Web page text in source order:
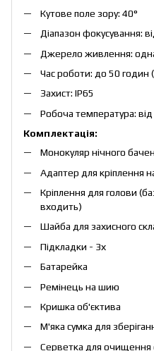
Кутове поле зору: 40°
Діапазон фокусування:
Джерело живлення:
Час роботи: до 50 годин
Захист: IP65
Робоча температура: від
Комплектація:
Монокуляр нічного
Адаптер для кріплення
Кріплення для голови
входить)
Шайба для захисного
Підкладки - 3х
Батарейка
Ремінець на шию
Кришка об'єктива
М'яка сумка для
Серветка для очищення